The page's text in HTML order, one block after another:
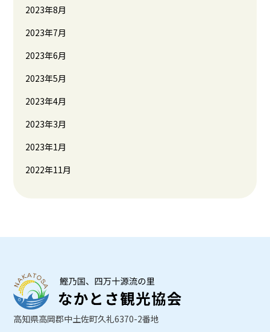
2023年8月
2023年7月
2023年6月
2023年5月
2023年4月
2023年3月
2023年1月
2022年11月
高知県高岡郡中土佐町久礼6370-2番地